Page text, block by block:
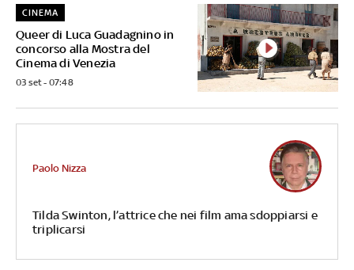
Queer di Luca Guadagnino in
concorso alla Mostra del
Cinema di Venezia
CINEMA
03 set - 07:48
Tilda Swinton, l’attrice che nei film ama sdoppiarsi e
triplicarsi
Paolo Nizza